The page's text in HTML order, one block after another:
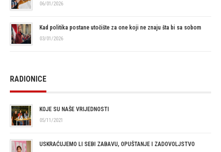
06/01/2026
Kad politika postane utočište za one koji ne znaju šta bi sa sobom
03/01/2026
RADIONICE
KOJE SU NAŠE VRIJEDNOSTI
05/11/2021
USKRAĆUJEMO LI SEBI ZABAVU, OPUŠTANJE I ZADOVOLJSTVO